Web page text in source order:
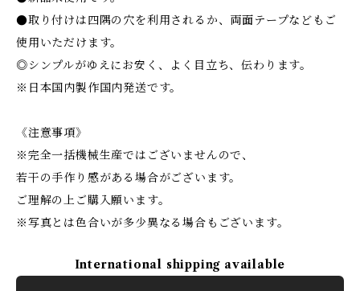
●取り付けは四隅の穴を利用されるか、両面テープなどもご
使用いただけます。
◎シンプルがゆえにお安く、よく目立ち、伝わります。
※日本国内製作国内発送です。
《注意事項》
※完全一括機械生産ではございませんので、
若干の手作り感がある場合がございます。
ご理解の上ご購入願います。
※写真とは色合いが多少異なる場合もございます。
International shipping available